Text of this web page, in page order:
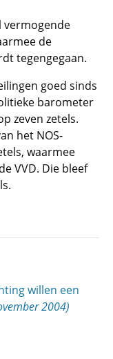
vermogende
de
tegengegaan.
goed sinds
barometer
zeven zetels.
het NOS-
waarmee
VVD. Die bleef
willen een
2004)